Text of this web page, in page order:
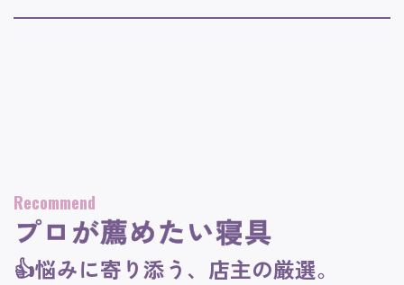
Recommend
プロが薦めたい寝具
👍悩みに寄り添う、店主の厳選。